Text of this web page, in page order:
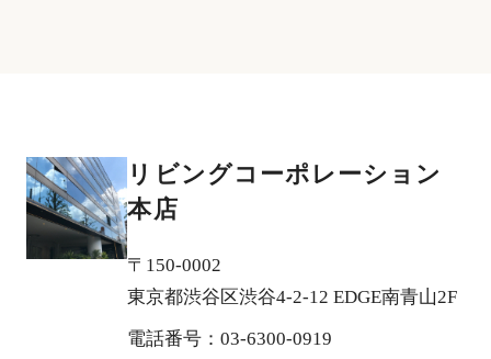
リビングコーポレーション
本店
〒150-0002
東京都渋谷区渋谷4-2-12 EDGE南青山2F
電話番号：03-6300-0919